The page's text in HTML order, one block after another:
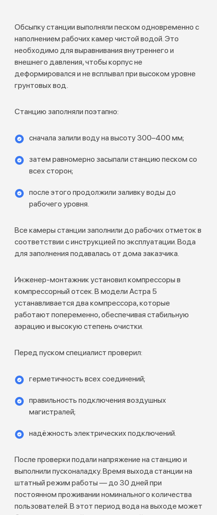
Обсыпку станции выполняли песком одновременно с
наполнением рабочих камер чистой водой. Это
необходимо для выравнивания внутреннего и
внешнего давления, чтобы корпус не
деформировался и не всплывал при высоком уровне
грунтовых вод.
Станцию заполняли поэтапно:
сначала залили воду на высоту 300–400 мм;
затем равномерно засыпали станцию песком со
всех сторон;
после этого продолжили заливку воды до
рабочего уровня.
Все камеры станции заполнили до рабочих отметок в
соответствии с инструкцией по эксплуатации. Вода
для заполнения подавалась от дома заказчика.
Инженер-монтажник установил компрессоры в
компрессорный отсек. В модели Астра 5
устанавливается два компрессора, которые
работают попеременно, обеспечивая стабильную
аэрацию и высокую степень очистки.
Перед пуском специалист проверил:
герметичность всех соединений;
правильность подключения воздушных
магистралей;
надёжность электрических подключений.
После проверки подали напряжение на станцию и
выполнили пусконаладку. Время выхода станции на
штатный режим работы — до 30 дней при
постоянном проживании номинального количества
пользователей. В этот период вода на выходе может